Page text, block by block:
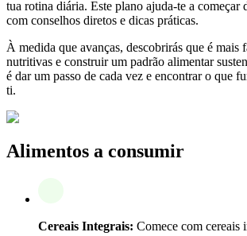
tua rotina diária. Este plano ajuda-te a começar
com conselhos diretos e dicas práticas.
À medida que avanças, descobrirás que é mais
nutritivas e construir um padrão alimentar
é dar um passo de cada vez e encontrar o que
ti.
Alimentos a consumir
Cereais Integrais: Comece com cereais